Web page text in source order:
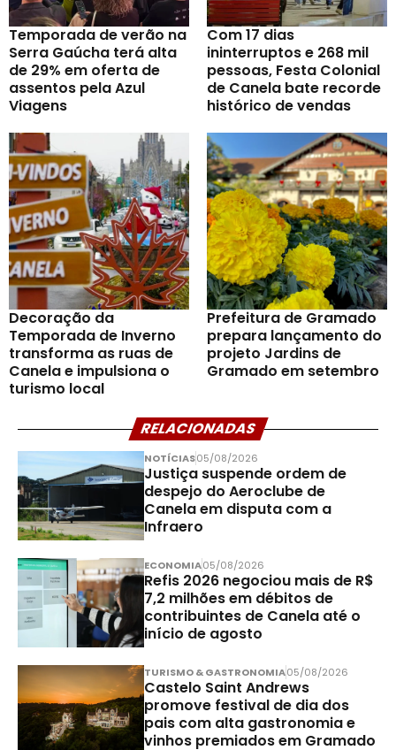
Temporada de verão na
Serra Gaúcha terá alta
de 29% em oferta de
assentos pela Azul
Viagens
Com 17 dias
ininterruptos e 268 mil
pessoas, Festa Colonial
de Canela bate recorde
histórico de vendas
Decoração da
Temporada de Inverno
transforma as ruas de
Canela e impulsiona o
turismo local
Prefeitura de Gramado
prepara lançamento do
projeto Jardins de
Gramado em setembro
RELACIONADAS
NOTÍCIAS05/08/2026
Justiça suspende ordem de
despejo do Aeroclube de
Canela em disputa com a
Infraero
ECONOMIA05/08/2026
Refis 2026 negociou mais de R$
7,2 milhões em débitos de
contribuintes de Canela até o
início de agosto
TURISMO & GASTRONOMIA05/08/2026
Castelo Saint Andrews
promove festival de dia dos
pais com alta gastronomia e
vinhos premiados em Gramado